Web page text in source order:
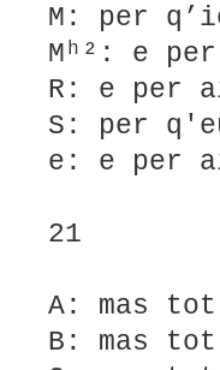
M: per
Mʰ²: e
R: e per
S: per
e: e per
21
A: mas
B: mas